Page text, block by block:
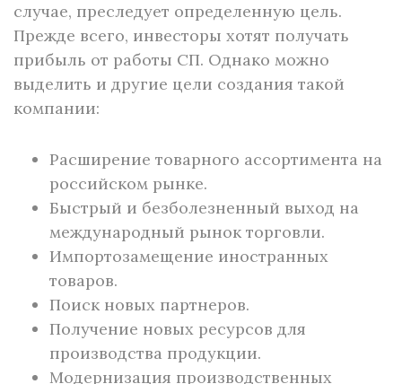
случае, преследует определенную цель.
Прежде всего, инвесторы хотят получать
прибыль от работы СП. Однако можно
выделить и другие цели создания такой
компании:
Расширение товарного ассортимента на
российском рынке.
Быстрый и безболезненный выход на
международный рынок торговли.
Импортозамещение иностранных
товаров.
Поиск новых партнеров.
Получение новых ресурсов для
производства продукции.
Модернизация производственных